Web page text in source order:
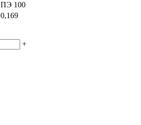
ПЭ 100
0,169
+